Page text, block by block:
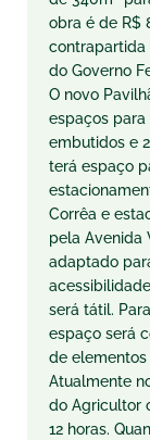
obra é de R$
contrapartida
do Governo
O novo
espaços para
embutidos e
terá espaço
Corrêa e
pela Avenida
adaptado
será tátil.
espaço será
de elementos
Atualmente
do Agricultor
12 horas.